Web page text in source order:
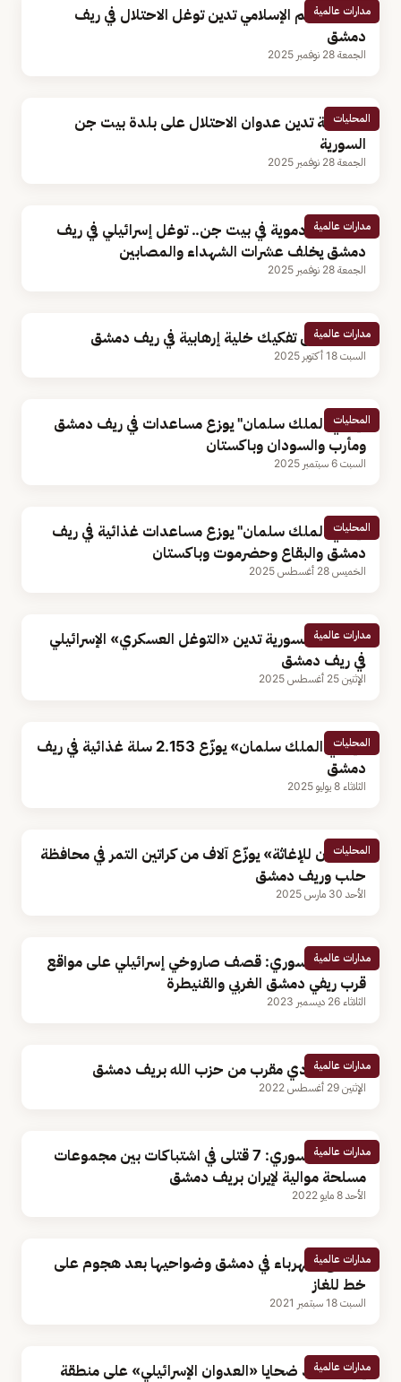
مدارات عالمية
رابطة العالم الإسلامي تدين توغل الاحتلال في ريف
دمشق
الجمعة 28 نوفمبر 2025
المحليات
المملكة تدين عدوان الاحتلال على بلدة بيت جن
السورية
الجمعة 28 نوفمبر 2025
مدارات عالمية
اشتباكات دموية في بيت جن.. توغل إسرائيلي في ريف
دمشق يخلف عشرات الشهداء والمصابين
الجمعة 28 نوفمبر 2025
مدارات عالمية
سوريا تعلن تفكيك خلية إرهابية في ريف دمشق
السبت 18 أكتوبر 2025
المحليات
"إغاثي الملك سلمان" يوزع مساعدات في ريف دمشق
ومأرب والسودان وباكستان
السبت 6 سبتمبر 2025
المحليات
"إغاثي الملك سلمان" يوزع مساعدات غذائية في ريف
دمشق والبقاع وحضرموت وباكستان
الخميس 28 أغسطس 2025
مدارات عالمية
الخارجية السورية تدين «التوغل العسكري» الإسرائيلي
في ريف دمشق
الإثنين 25 أغسطس 2025
المحليات
«إغاثي الملك سلمان» يوزّع 2.153 سلة غذائية في ريف
دمشق
الثلاثاء 8 يوليو 2025
المحليات
«سلمان للإغاثة» يوزّع آلاف من كراتين التمر في محافظة
حلب وريف دمشق
الأحد 30 مارس 2025
مدارات عالمية
المرصد السوري: قصف صاروخي إسرائيلي على مواقع
قرب ريفي دمشق الغربي والقنيطرة
الثلاثاء 26 ديسمبر 2023
مدارات عالمية
اغتيال قيادي مقرب من حزب الله بريف دمشق
الإثنين 29 أغسطس 2022
مدارات عالمية
المرصد السوري: 7 قتلى في اشتباكات بين مجموعات
مسلحة موالية لإيران بريف دمشق ‎
الأحد 8 مايو 2022
مدارات عالمية
انقطاع الكهرباء في دمشق وضواحيها بعد هجوم على
خط للغاز
السبت 18 سبتمبر 2021
مدارات عالمية
إعلان عدد ضحايا «العدوان الإسرائيلي» على منطقة